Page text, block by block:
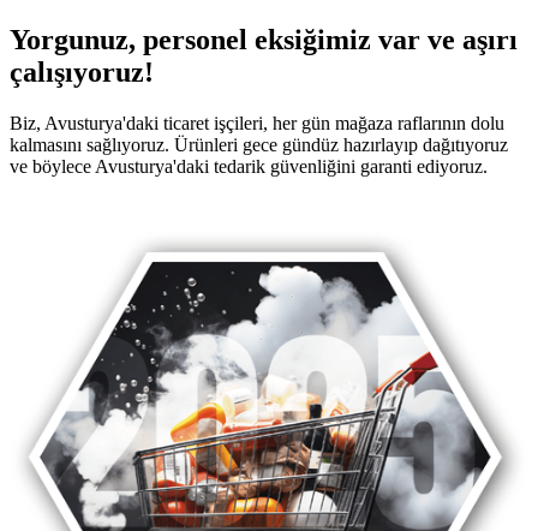
Yorgunuz, personel eksiğimiz var ve aşırı
çalışıyoruz!
Biz, Avusturya'daki ticaret işçileri, her gün mağaza raflarının dolu
kalmasını sağlıyoruz. Ürünleri gece gündüz hazırlayıp dağıtıyoruz
ve böylece Avusturya'daki tedarik güvenliğini garanti ediyoruz.